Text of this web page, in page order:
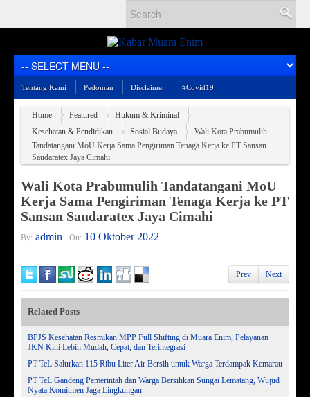
Tentang Kami Pedoman Disclaimer #Covid19
Home Featured
Hukum & Kriminal
Kesehatan & Pendidikan
Sosial Budaya
Wali Kota Prabumulih
Tandatangani MoU Kerja Sama Pengiriman Tenaga Kerja ke PT Sansan
Saudaratex Jaya Cimahi
Wali Kota Prabumulih Tandatangani MoU
Kerja Sama Pengiriman Tenaga Kerja ke PT
Sansan Saudaratex Jaya Cimahi
By: admin On: 10 Oktober 2022
Prev Next
Related Posts
BPJS Kesehatan Resmikan MPP Full Shifting di Muara Enim, Pelayanan
JKN Kini Lebih Mudah, Cepat, dan Terintegrasi
PT TeL Salurkan 115 Ribu Liter Air Bersih untuk Warga Terdampak Kemarau
PT TeL Gandeng Pemerintah dan Warga Bersihkan Sungai Lematang, Wujud
Nyata Komitmen Jaga Lingkungan